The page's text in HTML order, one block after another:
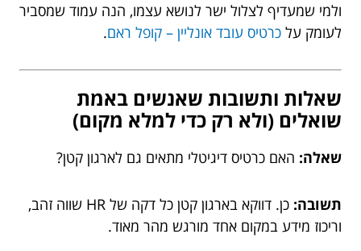
ולמי שמעדיף לצלול ישר לנושא עצמו, הנה עמוד שמסביר
לעומק על כרטיס עובד אונליין – קופל ראם.
שאלות ותשובות שאנשים באמת
שואלים (ולא רק כדי למלא מקום)
שאלה: האם כרטיס דיגיטלי מתאים גם לארגון קטן?
תשובה:
כן. דווקא בארגון קטן כל דקה של HR שווה זהב,
וריכוז מידע במקום אחד מורגש מהר מאוד.